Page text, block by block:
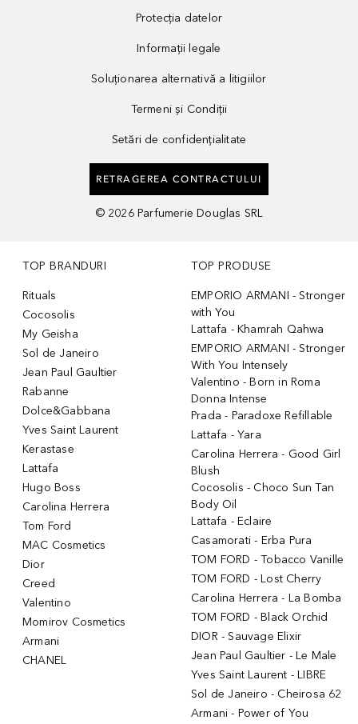
Protecția datelor
Informații legale
Soluționarea alternativă a litigiilor
Termeni și Condiții
Setări de confidențialitate
RETRAGEREA CONTRACTULUI
© 2026 Parfumerie Douglas SRL
TOP BRANDURI
Rituals
Cocosolis
My Geisha
Sol de Janeiro
Jean Paul Gaultier
Rabanne
Dolce&Gabbana
Yves Saint Laurent
Kerastase
Lattafa
Hugo Boss
Carolina Herrera
Tom Ford
MAC Cosmetics
Dior
Creed
Valentino
Momirov Cosmetics
Armani
CHANEL
TOP PRODUSE
EMPORIO ARMANI - Stronger
with You
Lattafa - Khamrah Qahwa
EMPORIO ARMANI - Stronger
With You Intensely
Valentino - Born in Roma
Donna Intense
Prada - Paradoxe Refillable
Lattafa - Yara
Carolina Herrera - Good Girl
Blush
Cocosolis - Choco Sun Tan
Body Oil
Lattafa - Eclaire
Casamorati - Erba Pura
TOM FORD - Tobacco Vanille
TOM FORD - Lost Cherry
Carolina Herrera - La Bomba
TOM FORD - Black Orchid
DIOR - Sauvage Elixir
Jean Paul Gaultier - Le Male
Yves Saint Laurent - LIBRE
Sol de Janeiro - Cheirosa 62
Armani - Power of You